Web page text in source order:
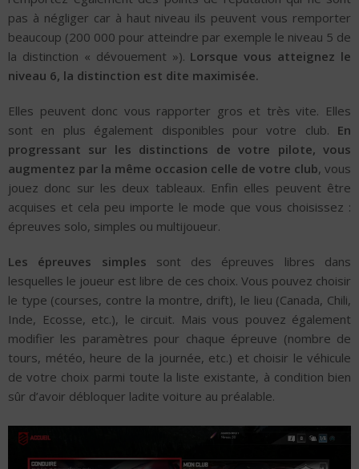
pas à négliger car à haut niveau ils peuvent vous remporter
beaucoup (200 000 pour atteindre par exemple le niveau 5 de
la distinction « dévouement »). Lorsque vous atteignez le
niveau 6, la distinction est dite maximisée.
Elles peuvent donc vous rapporter gros et très vite. Elles
sont en plus également disponibles pour votre club. En
progressant sur les distinctions de votre pilote, vous
augmentez par la même occasion celle de votre club, vous
jouez donc sur les deux tableaux. Enfin elles peuvent être
acquises et cela peu importe le mode que vous choisissez :
épreuves solo, simples ou multijoueur.
Les épreuves simples sont des épreuves libres dans
lesquelles le joueur est libre de ces choix. Vous pouvez choisir
le type (courses, contre la montre, drift), le lieu (Canada, Chili,
Inde, Ecosse, etc.), le circuit. Mais vous pouvez également
modifier les paramètres pour chaque épreuve (nombre de
tours, météo, heure de la journée, etc.) et choisir le véhicule
de votre choix parmi toute la liste existante, à condition bien
sûr d’avoir débloquer ladite voiture au préalable.